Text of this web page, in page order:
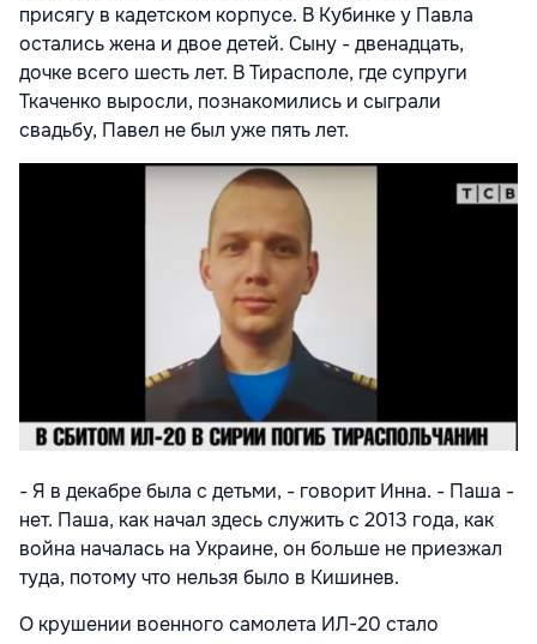
присягу в кадетском корпусе. В Кубинке у Павла
остались жена и двое детей. Сыну - двенадцать,
дочке всего шесть лет. В Тирасполе, где супруги
Ткаченко выросли, познакомились и сыграли
свадьбу, Павел не был уже пять лет.
- Я в декабре была с детьми, - говорит Инна. - Паша -
нет. Паша, как начал здесь служить с 2013 года, как
война началась на Украине, он больше не приезжал
туда, потому что нельзя было в Кишинев.
О крушении военного самолета ИЛ-20 стало